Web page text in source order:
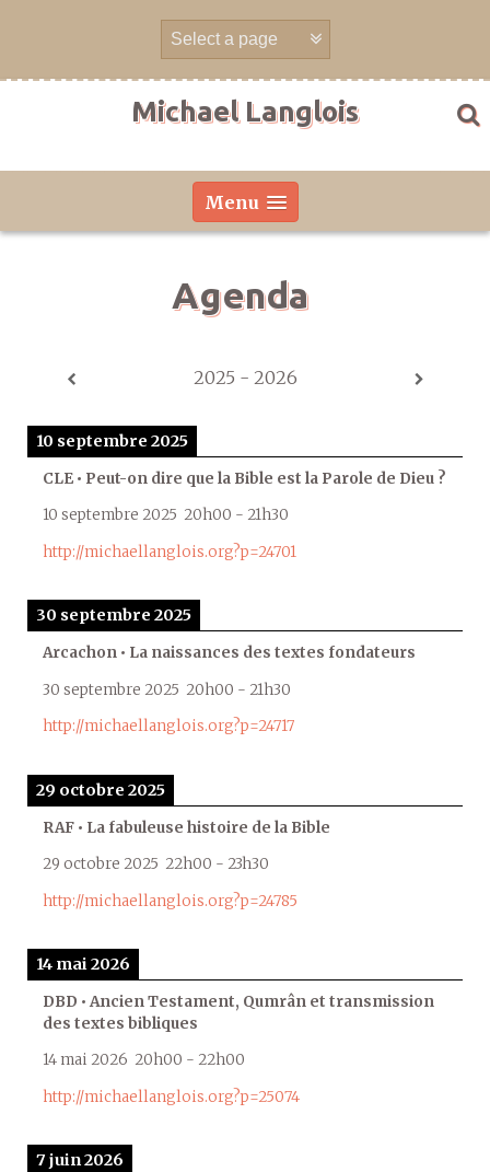
Michael Langlois
Menu
Agenda
2025 - 2026
10 septembre 2025
CLE • Peut-on dire que la Bible est la Parole de Dieu ?
10 septembre 2025 20h00 - 21h30
http://michaellanglois.org?p=24701
30 septembre 2025
Arcachon • La naissances des textes fondateurs
30 septembre 2025 20h00 - 21h30
http://michaellanglois.org?p=24717
29 octobre 2025
RAF • La fabuleuse histoire de la Bible
29 octobre 2025 22h00 - 23h30
http://michaellanglois.org?p=24785
14 mai 2026
DBD • Ancien Testament, Qumrân et transmission
des textes bibliques
14 mai 2026 20h00 - 22h00
http://michaellanglois.org?p=25074
7 juin 2026